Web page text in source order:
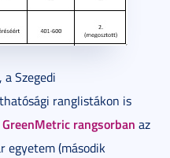
Szegedi
ranglistákon is
GreenMetric rangsorban az
egyetem (második